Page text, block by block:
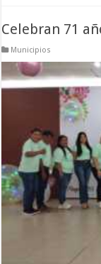
Celebran 71
Municipios